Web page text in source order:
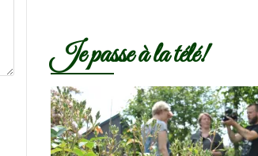
Je passe à la télé!